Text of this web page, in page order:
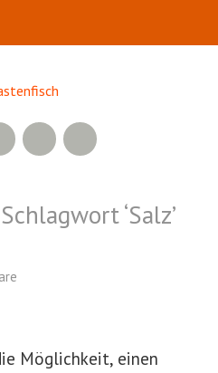
Facebook
YouTube
Feed
‘Salz’
Möglichkeit, einen